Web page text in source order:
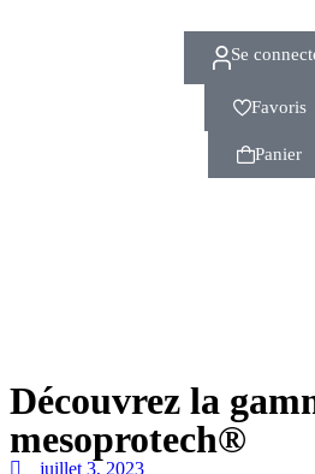
Se
Favoris
Panier
Découvrez la
mesoprotech®
juillet 3, 2023